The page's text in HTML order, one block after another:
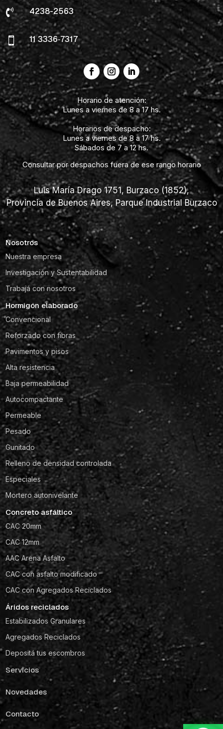
 4238-2563
 11 3336‑7317
Horario de atención:
Lunes a viernes de 8 a 17 hs.
Horarios de despacho:
Lunes a viernes de 8 a 17 hs.
Sábados de 7 a 12 hs.
Consultar por despachos fuera de ese rango horario
Luis María Drago 1751, Burzaco (1852),
Provincia de Buenos Aires, Parque Industrial Burzaco
Nosotros
Nuestra empresa
Investigación y Sustentabilidad
Trabajá con nosotros
Hormigón elaborado
Convencional
Reforzado con fibras
Pavimentos y pisos
Alta resistencia
Baja permeabilidad
Autocompactante
Permeable
Pesado
Gunitado
Relleno de densidad controlada
Especiales
Mortero autonivelante
Concreto asfáltico
CAC 20mm
CAC 12mm
AAC Arena Asfalto
CAC con asfalto modificado
CAC con Agregados Reciclados
Áridos reciclados
Estabilizados Granulares
Agregados Reciclados
Depositá tus escombros
Servicios
Novedades
Contacto